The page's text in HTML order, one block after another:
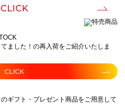
CLICK
ました！の再入荷をご紹介いたしま
CLICK
ギフト・プレゼント商品をご用意して